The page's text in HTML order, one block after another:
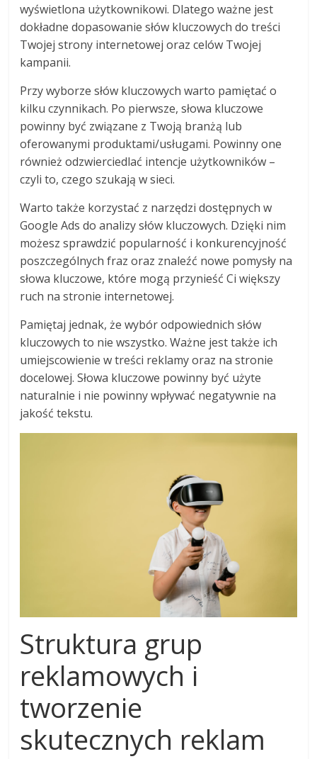
wyświetlona użytkownikowi. Dlatego ważne jest
dokładne dopasowanie słów kluczowych do treści
Twojej strony internetowej oraz celów Twojej
kampanii.
Przy wyborze słów kluczowych warto pamiętać o
kilku czynnikach. Po pierwsze, słowa kluczowe
powinny być związane z Twoją branżą lub
oferowanymi produktami/usługami. Powinny one
również odzwierciedlać intencje użytkowników –
czyli to, czego szukają w sieci.
Warto także korzystać z narzędzi dostępnych w
Google Ads do analizy słów kluczowych. Dzięki nim
możesz sprawdzić popularność i konkurencyjność
poszczególnych fraz oraz znaleźć nowe pomysły na
słowa kluczowe, które mogą przynieść Ci większy
ruch na stronie internetowej.
Pamiętaj jednak, że wybór odpowiednich słów
kluczowych to nie wszystko. Ważne jest także ich
umiejscowienie w treści reklamy oraz na stronie
docelowej. Słowa kluczowe powinny być użyte
naturalnie i nie powinny wpływać negatywnie na
jakość tekstu.
Struktura grup
reklamowych i
tworzenie
skutecznych reklam